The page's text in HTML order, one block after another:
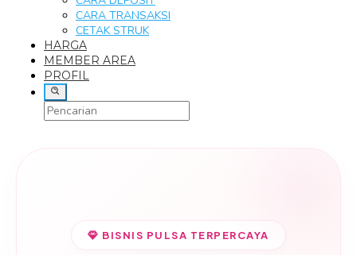
CARA TRANSAKSI
CETAK STRUK
HARGA
MEMBER AREA
PROFIL
BISNIS PULSA TERPERCAYA